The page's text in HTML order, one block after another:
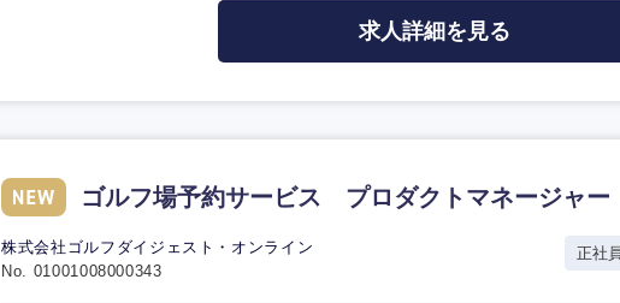
求人詳細を見る
ゴルフ場予約サービス プロダクトマネージャー
株式会社ゴルフダイジェスト・オンライン
No. 01001008000343
正社員